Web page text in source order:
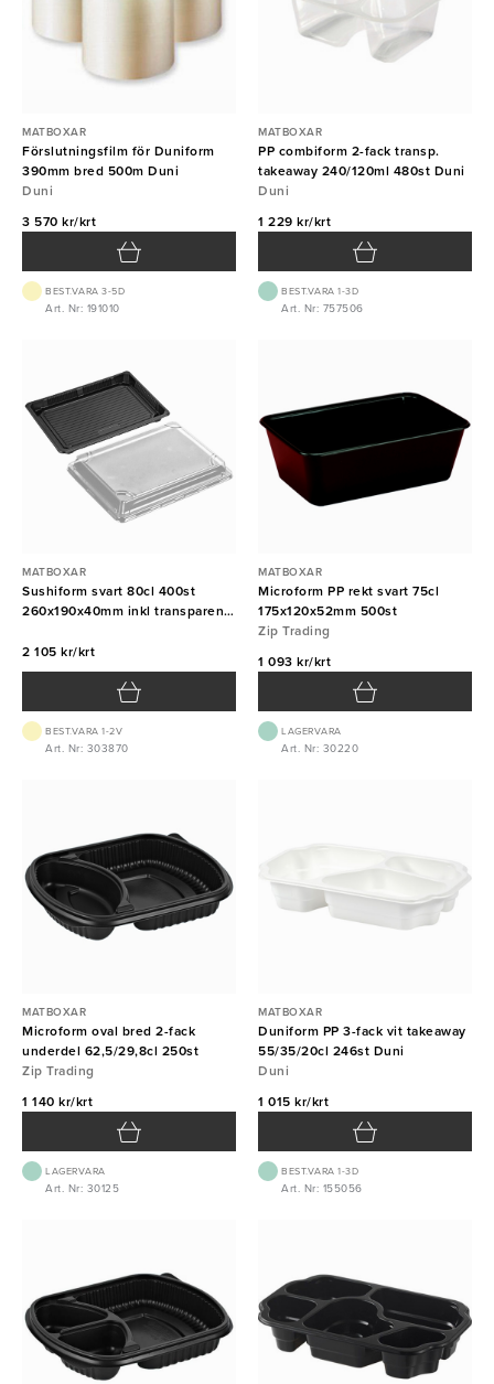
MATBOXAR
Förslutningsfilm för Duniform
390mm bred 500m Duni
Duni
3 570 kr/krt
BEST.VARA 3-5D
Art. Nr: 191010
MATBOXAR
PP combiform 2-fack transp.
takeaway 240/120ml 480st Duni
Duni
1 229 kr/krt
BEST.VARA 1-3D
Art. Nr: 757506
MATBOXAR
Sushiform svart 80cl 400st
260x190x40mm inkl transparent
2 105 kr/krt
BEST.VARA 1-2V
Art. Nr: 303870
MATBOXAR
Microform PP rekt svart 75cl
175x120x52mm 500st
Zip Trading
1 093 kr/krt
LAGERVARA
Art. Nr: 30220
MATBOXAR
Microform oval bred 2-fack
underdel 62,5/29,8cl 250st
Zip Trading
1 140 kr/krt
LAGERVARA
Art. Nr: 30125
MATBOXAR
Duniform PP 3-fack vit takeaway
55/35/20cl 246st Duni
Duni
1 015 kr/krt
BEST.VARA 1-3D
Art. Nr: 155056